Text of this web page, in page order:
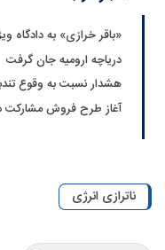
«باقر خرازی» به دادگاه
دریاچه ارومیه جان گرفت
هشدار نسبت به وقوع
آغاز طرح فروش مشارکت
ناترازی انرژی